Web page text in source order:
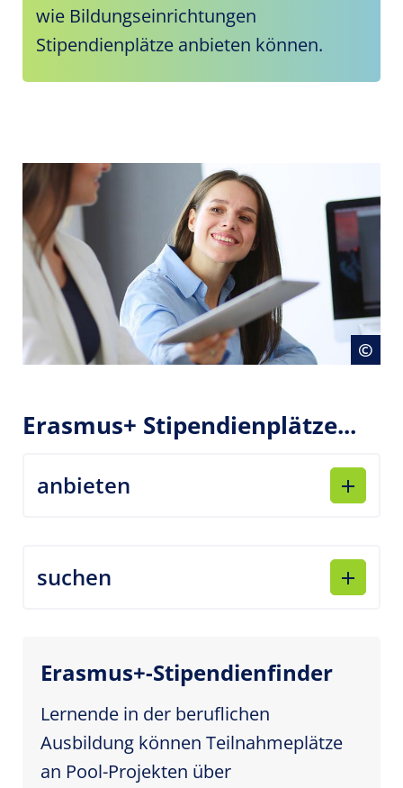
wie Bildungseinrichtungen
Stipendienplätze anbieten können.
©
Erasmus+ Stipendienplätze...
anbieten
suchen
Erasmus+-Stipendienfinder
Lernende in der beruflichen
Ausbildung können Teilnahmeplätze
an Pool-Projekten über